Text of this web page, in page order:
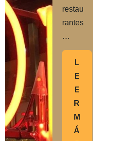
restau
rantes
…
L
E
E
R
M
Á